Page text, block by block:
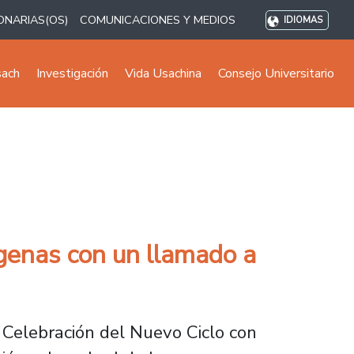
COMUNICACIONES Y MEDIOS IDIOMAS
Investigación Vida Usachina Consejo Universitario
con un llamado a
del Nuevo Ciclo con